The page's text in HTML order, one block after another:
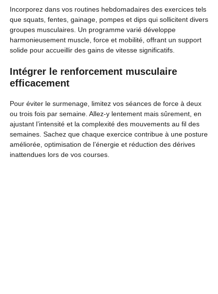
Incorporez dans vos routines hebdomadaires des exercices tels
que squats, fentes, gainage, pompes et dips qui sollicitent divers
groupes musculaires. Un programme varié développe
harmonieusement muscle, force et mobilité, offrant un support
solide pour accueillir des gains de vitesse significatifs.
Intégrer le renforcement musculaire
efficacement
Pour éviter le surmenage, limitez vos séances de force à deux
ou trois fois par semaine. Allez-y lentement mais sûrement, en
ajustant l’intensité et la complexité des mouvements au fil des
semaines. Sachez que chaque exercice contribue à une posture
améliorée, optimisation de l’énergie et réduction des dérives
inattendues lors de vos courses.